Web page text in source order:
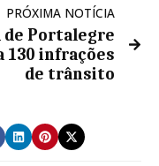
PRÓXIMA NOTÍCIA
de Portalegre
130 infrações
de trânsito